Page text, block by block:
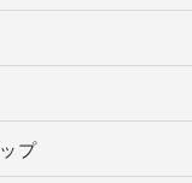
プ